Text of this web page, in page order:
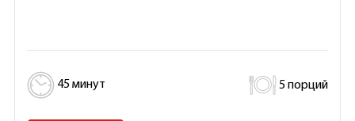
45 минут 5 порций